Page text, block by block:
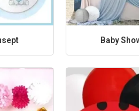
sırasında eğlenceli oyunlar ve
bebek tahmini yarışmaları popüler
baby shower partisinin önemli
tüm bu unsurları dikkate alarak
bu özel gün daha da
Baby